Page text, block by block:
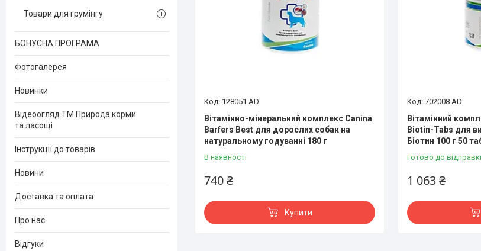
128051 AD
Вітамінно-мінеральний комплекс Canina
Barfers Best для дорослих собак на
натуральному годуванні 180 г
В наявності
740 ₴
Купити
702008 AD
Вітамінний
Biotin-Tabs для
Біотин 100 г 50
Готово до
1 063 ₴
Товари для грумінгу
БОНУСНА ПРОГРАМА
Фотогалерея
Новинки
Відеоогляд ТМ Природа корми
та ласощі
Інструкції до товарів
Новини
Доставка та оплата
Про нас
Відгуки